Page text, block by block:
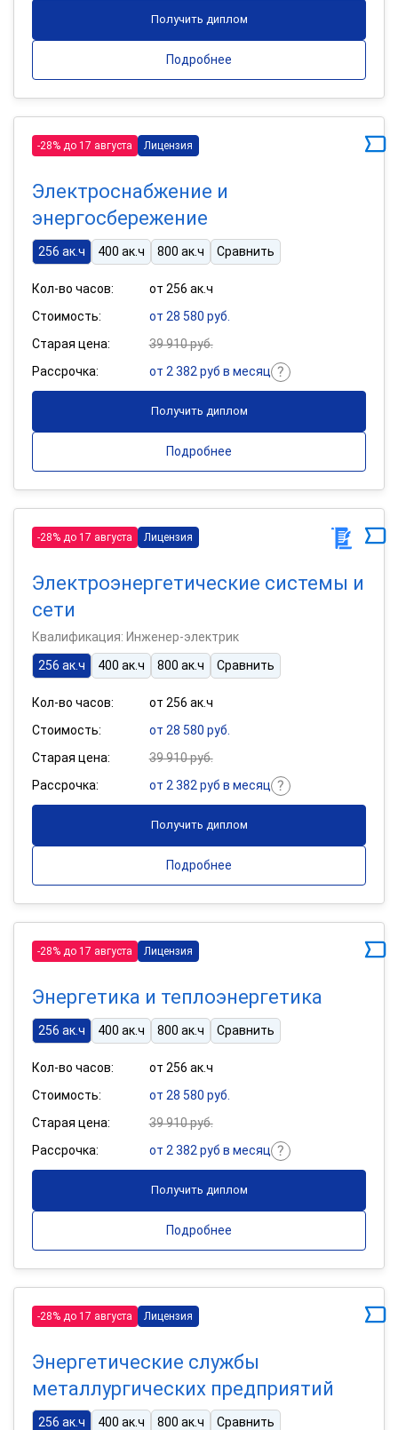
Получить диплом
Подробнее
-28% до 17 августа Лицензия
Электроснабжение и
энергосбережение
256 ак.ч 400 ак.ч 800 ак.ч Сравнить
Кол-во часов:
от 256 ак.ч
Стоимость:
от 28 580 руб.
Старая цена:
39 910 руб.
Рассрочка:
от 2 382 руб в месяц
Получить диплом
Подробнее
-28% до 17 августа Лицензия
Электроэнергетические системы и
сети
Квалификация: Инженер-электрик
256 ак.ч
400 ак.ч 800 ак.ч Сравнить
Кол-во часов:
от 256 ак.ч
Стоимость:
от 28 580 руб.
Старая цена:
39 910 руб.
Рассрочка:
от 2 382 руб в месяц
Получить диплом
Подробнее
-28% до 17 августа Лицензия
Энергетика и теплоэнергетика
256 ак.ч 400 ак.ч 800 ак.ч Сравнить
Кол-во часов:
от 256 ак.ч
Стоимость:
от 28 580 руб.
Старая цена:
39 910 руб.
Рассрочка:
от 2 382 руб в месяц
Получить диплом
Подробнее
-28% до 17 августа Лицензия
Энергетические службы
металлургических предприятий
256 ак.ч 400 ак.ч 800 ак.ч Сравнить